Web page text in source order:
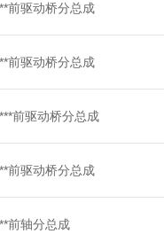
前驱动桥分总成
前驱动桥分总成
前驱动桥分总成
前驱动桥分总成
前轴分总成